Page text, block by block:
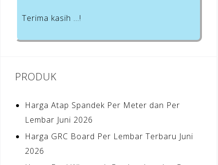
Terima kasih …!
PRODUK
Harga Atap Spandek Per Meter dan Per
Lembar Juni 2026
Harga GRC Board Per Lembar Terbaru Juni
2026